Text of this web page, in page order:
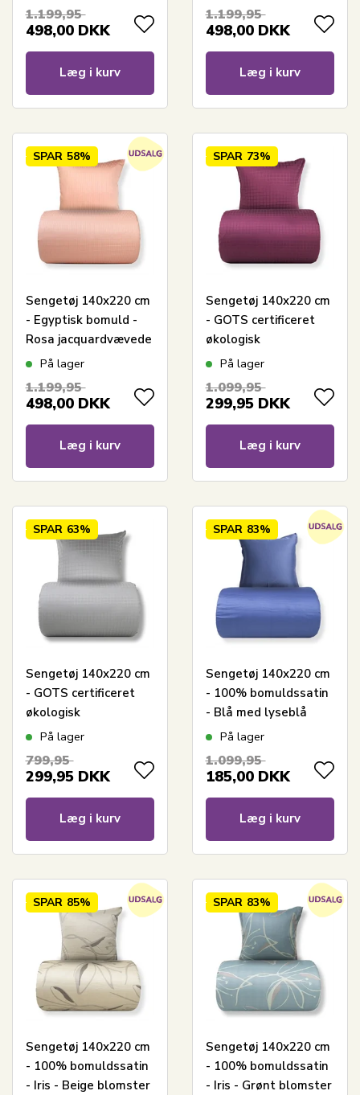
1.199,95
498,00 DKK
Læg i kurv
1.199,95
498,00 DKK
Læg i kurv
SPAR 58%
Sengetøj 140x220 cm
- Egyptisk bomuld -
Rosa jacquardvævede
striber
På lager
1.199,95
498,00 DKK
Læg i kurv
SPAR 73%
Sengetøj 140x220 cm
- GOTS certificeret
økologisk
bomuldssatin -
jacquardvævede tern
På lager
1.099,95
299,95 DKK
Læg i kurv
SPAR 63%
Sengetøj 140x220 cm
- GOTS certificeret
økologisk
bomuldssatin - Grå
På lager
799,95
299,95 DKK
Læg i kurv
SPAR 83%
Sengetøj 140x220 cm
- 100% bomuldssatin
- Blå med lyseblå
pipingkant
På lager
1.099,95
185,00 DKK
Læg i kurv
SPAR 85%
Sengetøj 140x220 cm
- 100% bomuldssatin
- Iris - Beige blomster
SPAR 83%
Sengetøj 140x220 cm
- 100% bomuldssatin
- Iris - Grønt blomster